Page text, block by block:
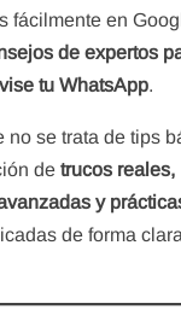
fácilmente en
de expertos
tu WhatsApp.
no se trata de tips
detrucos reales,
y
de forma